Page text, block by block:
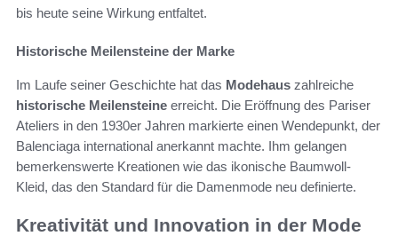
bis heute seine Wirkung entfaltet.
Historische Meilensteine der Marke
Im Laufe seiner Geschichte hat das Modehaus zahlreiche
historische Meilensteine erreicht. Die Eröffnung des Pariser
Ateliers in den 1930er Jahren markierte einen Wendepunkt, der
Balenciaga international anerkannt machte. Ihm gelangen
bemerkenswerte Kreationen wie das ikonische Baumwoll-
Kleid, das den Standard für die Damenmode neu definierte.
Kreativität und Innovation in der Mode